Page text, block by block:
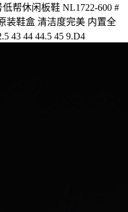
低帮休闲板鞋 NL1722-600 #
装鞋盒 清洁度完美 内置全
43 44 44.5 45 9.D4